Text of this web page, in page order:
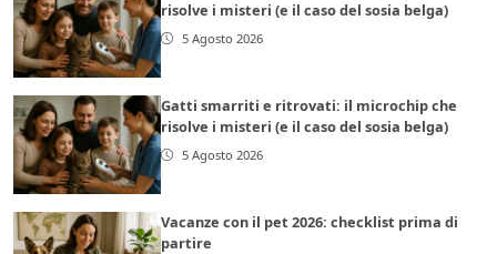
risolve i misteri (e il caso del sosia belga)
5 Agosto 2026
Gatti smarriti e ritrovati: il microchip che
risolve i misteri (e il caso del sosia belga)
5 Agosto 2026
Vacanze con il pet 2026: checklist prima di
partire